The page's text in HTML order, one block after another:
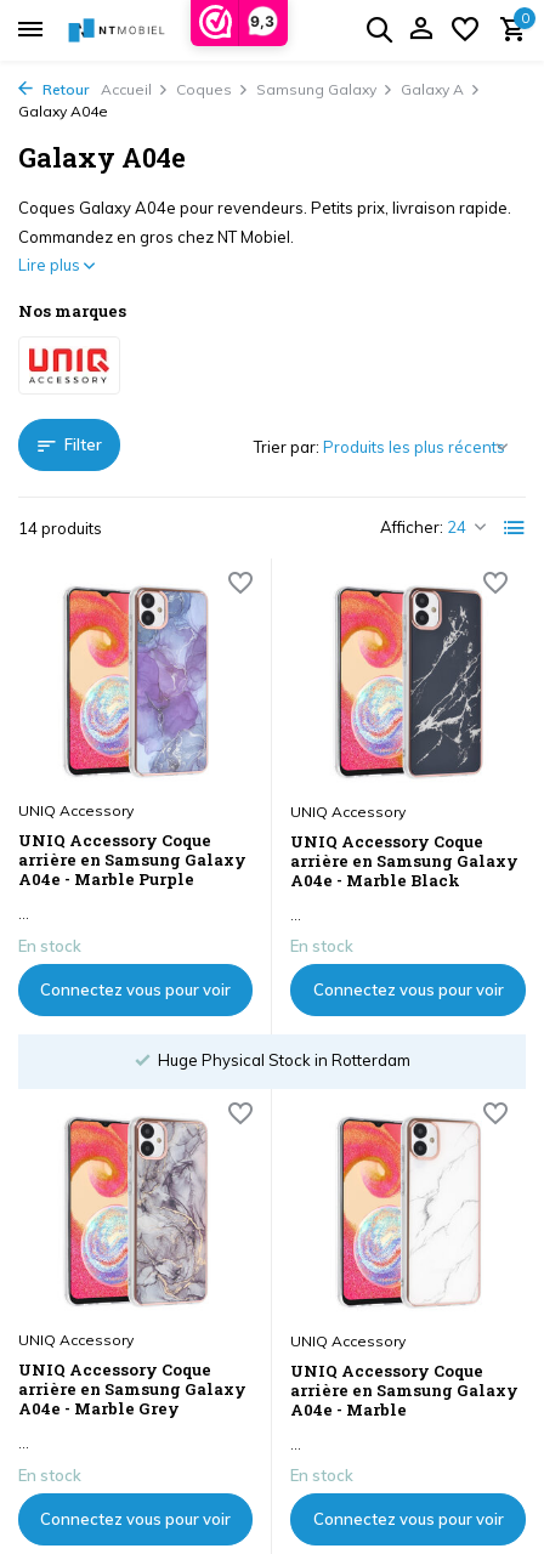
9,3 0
Retour Accueil Coques Samsung Galaxy
Galaxy A
Galaxy A04e
Galaxy A04e
Coques Galaxy A04e pour revendeurs. Petits prix, livraison rapide.
Commandez en gros chez NT Mobiel.
Lire plus
Nos marques
Filter
14 produits Afficher:
Trier par:
UNIQ Accessory
UNIQ Accessory Coque
arrière en Samsung Galaxy
A04e - Marble Purple
En stock
Connectez vous pour voir
UNIQ Accessory
UNIQ Accessory Coque
arrière en Samsung Galaxy
A04e - Marble Black
En stock
Connectez vous pour voir
Order until 18:00
UNIQ Accessory
UNIQ Accessory Coque
arrière en Samsung Galaxy
A04e - Marble Grey
...
En stock
Connectez vous pour voir
UNIQ Accessory
UNIQ Accessory Coque
arrière en Samsung Galaxy
A04e - Marble
...
En stock
Connectez vous pour voir